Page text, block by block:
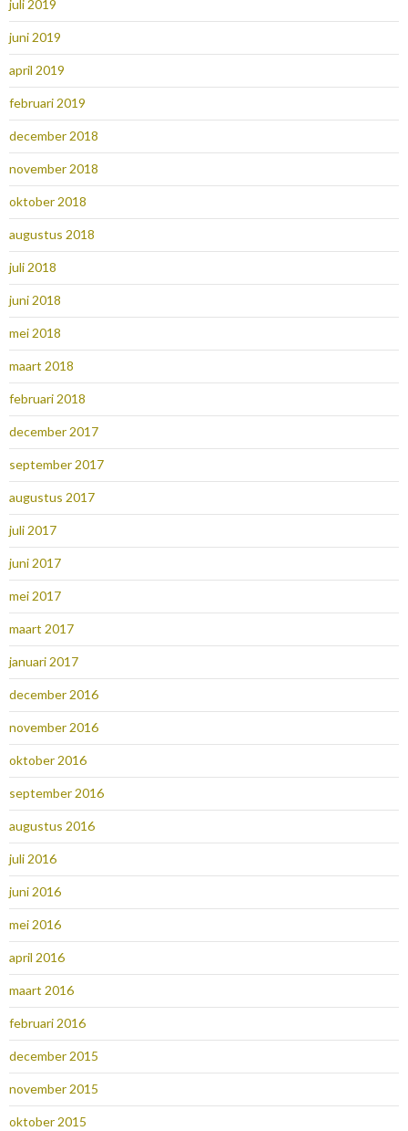
juli 2019
juni 2019
april 2019
februari 2019
december 2018
november 2018
oktober 2018
augustus 2018
juli 2018
juni 2018
mei 2018
maart 2018
februari 2018
december 2017
september 2017
augustus 2017
juli 2017
juni 2017
mei 2017
maart 2017
januari 2017
december 2016
november 2016
oktober 2016
september 2016
augustus 2016
juli 2016
juni 2016
mei 2016
april 2016
maart 2016
februari 2016
december 2015
november 2015
oktober 2015